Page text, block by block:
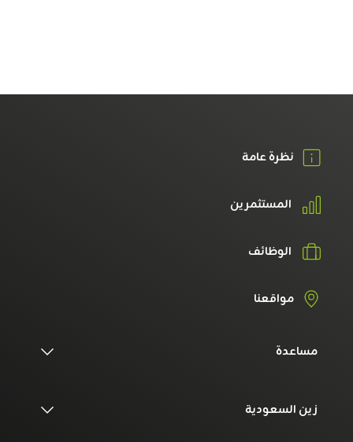
نظرة عامة
المستثمرين
الوظائف
مواقعنا
مساعدة
زين السعودية